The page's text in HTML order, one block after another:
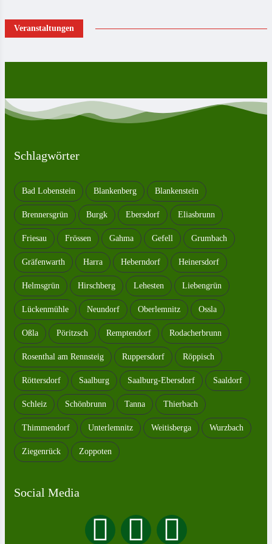
Veranstaltungen
Schlagwörter
Bad Lobenstein Blankenberg Blankenstein
Brennersgrün Burgk Ebersdorf Eliasbrunn
Friesau Frössen Gahma Gefell Grumbach
Gräfenwarth Harra Heberndorf Heinersdorf
Helmsgrün Hirschberg Lehesten Liebengrün
Lückenmühle Neundorf Oberlemnitz Ossla
Oßla Pöritzsch Remptendorf Rodacherbrunn
Rosenthal am Rennsteig Ruppersdorf Röppisch
Röttersdorf Saalburg Saalburg-Ebersdorf Saaldorf
Schleiz Schönbrunn Tanna Thierbach
Thimmendorf Unterlemnitz Weitisberga Wurzbach
Ziegenrück Zoppoten
Social Media